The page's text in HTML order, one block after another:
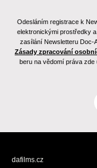
Odesláním registrace k
elektronickými prostředky
zasílání Newsletteru Doc-
Zásady zpracování
beru na vědomí práva zde
dafilms.cz